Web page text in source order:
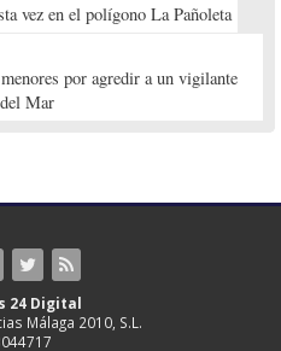
vez en el polígono La Pañoleta
por agredir a un vigilante
Mar
24 Digital
Málaga 2010, S.L.